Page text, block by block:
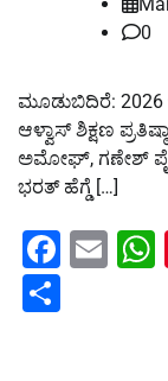
0
ಮೂಡುಬಿದಿರೆ:
ಆಳ್ವಾಸ್ ಶಿಕ್ಷಣ
ಅಮೋಘ್, ಗಣೇಶ್ ಪೈ,
ಭರತ್ ಹೆಗ್ಡೆ […]